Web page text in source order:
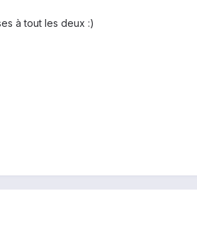
à tout les deux :)